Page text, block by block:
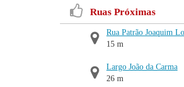
Ruas Próximas
Rua Patrão Joaquim
15 m
Largo João da Carma
26 m